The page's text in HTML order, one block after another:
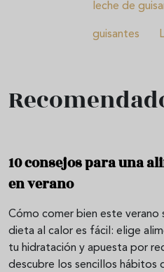
leche de
guisantes
10 consejos para una
en verano
Cómo comer bien este verano
dieta al calor es fácil: elige
tu hidratación y apuesta por
descubre los sencillos hábitos